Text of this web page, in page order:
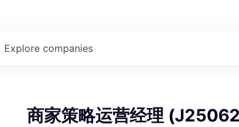
ACME
Explore companies
商家策略运营经理